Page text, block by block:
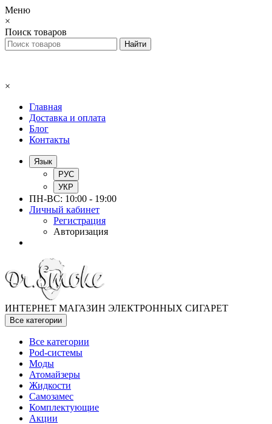
Меню
×
Поиск товаров
×
Главная
Доставка и оплата
Блог
Контакты
Язык
РУС
УКР
ПН-ВС: 10:00 - 19:00
Личный кабинет
Регистрация
Авторизация
ИНТЕРНЕТ МАГАЗИН ЭЛЕКТРОННЫХ СИГАРЕТ
Все категории
Все категории
Pod-системы
Моды
Атомайзеры
Жидкости
Самозамес
Комплектующие
Акции